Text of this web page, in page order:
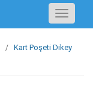
Toggle
Kart Poşeti Dikey